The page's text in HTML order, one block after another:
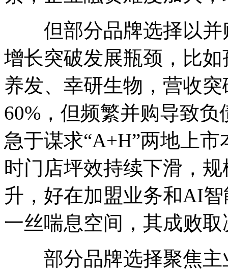
但部分品牌选择以并
增长突破发展瓶颈，比
养发、幸研生物，营收
60%，但频繁并购导致
急于谋求“A+H”两地上
时门店坪效持续下滑，
升，好在加盟业务和AI
一丝喘息空间，其成败
部分品牌选择聚焦主